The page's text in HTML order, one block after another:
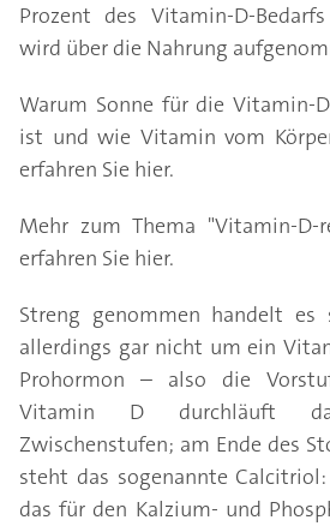
Prozent des Vitamin-D-
wird über die Nahrung
Warum Sonne für die Vitamin-
ist und wie Vitamin vom
erfahren Sie hier.
Mehr zum Thema "Vitamin-D-
erfahren Sie hier.
Streng genommen handelt
allerdings gar nicht um ein
Prohormon – also die
Vitamin D durchläuft
Zwischenstufen; am Ende des
steht das sogenannte
das für den Kalzium- und